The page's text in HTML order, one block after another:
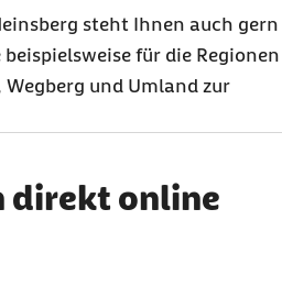
steht Ihnen auch gern
für die Regionen
und Umland zur
direkt online